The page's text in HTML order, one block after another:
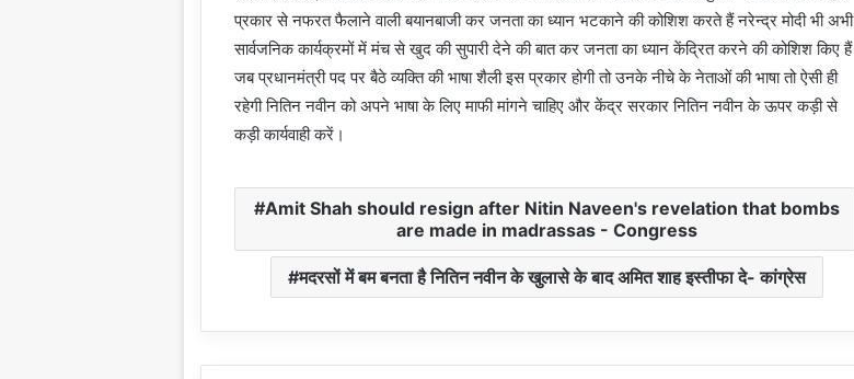
प्रकार से नफरत फैलाने वाली बयानबाजी कर जनता का ध्यान भटकाने की कोशिश करते हैं नरेन्द्र मोदी भी अभी
सार्वजनिक कार्यक्रमों में मंच से खुद की सुपारी देने की बात कर जनता का ध्यान केंद्रित करने की कोशिश किए हैं
जब प्रधानमंत्री पद पर बैठे व्यक्ति की भाषा शैली इस प्रकार होगी तो उनके नीचे के नेताओं की भाषा तो ऐसी ही
रहेगी नितिन नवीन को अपने भाषा के लिए माफी मांगने चाहिए और केंद्र सरकार नितिन नवीन के ऊपर कड़ी से
कड़ी कार्यवाही करें।
Amit Shah should resign after Nitin Naveen's revelation that bombs
are made in madrassas - Congress
मदरसों में बम बनता है नितिन नवीन के खुलासे के बाद अमित शाह इस्तीफा दे- कांग्रेस